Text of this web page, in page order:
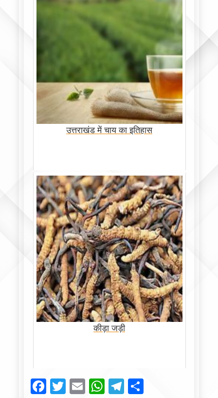
उत्तराखंड में चाय का इतिहास
कीड़ा जड़ी
Facebook
Twitter
EmailWhatsApp
Telegram